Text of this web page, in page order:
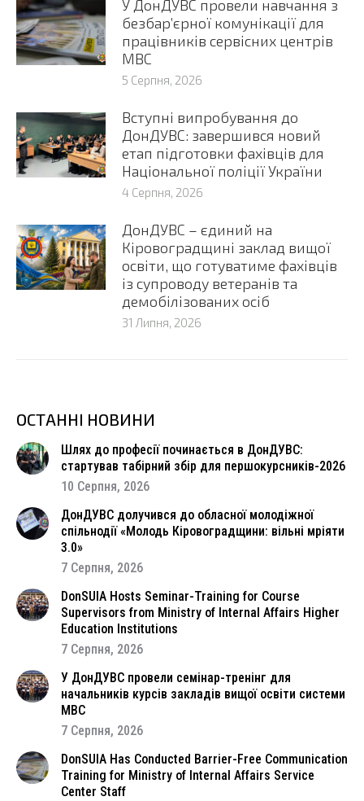
У ДонДУВС провели навчання з
безбар’єрної комунікації для
працівників сервісних центрів
МВС
5 Серпня, 2026
Вступні випробування до
ДонДУВС: завершився новий
етап підготовки фахівців для
Національної поліції України
4 Серпня, 2026
ДонДУВС – єдиний на
Кіровоградщині заклад вищої
освіти, що готуватиме фахівців
із супроводу ветеранів та
демобілізованих осіб
31 Липня, 2026
ОСТАННІ НОВИНИ
Шлях до професії починається в ДонДУВС:
стартував табірний збір для першокурсників-2026
10 Серпня, 2026
ДонДУВС долучився до обласної молодіжної
спільнодії «Молодь Кіровоградщини: вільні мріяти
3.0»
7 Серпня, 2026
DonSUIA Hosts Seminar-Training for Course
Supervisors from Ministry of Internal Affairs Higher
Education Institutions
7 Серпня, 2026
У ДонДУВС провели семінар-тренінг для
начальників курсів закладів вищої освіти системи
МВС
7 Серпня, 2026
DonSUIA Has Conducted Barrier-Free Communication
Training for Ministry of Internal Affairs Service
Center Staff